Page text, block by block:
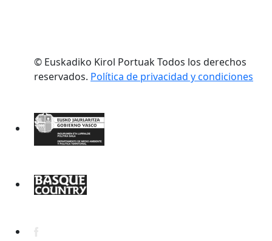
© Euskadiko Kirol Portuak Todos los derechos
reservados. Política de privacidad y condiciones